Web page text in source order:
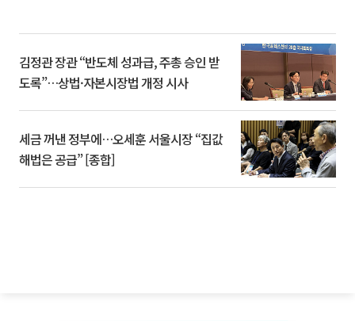
김정관 장관 “반도체 성과급, 주총 승인 받
도록”…상법·자본시장법 개정 시사
세금 꺼낸 정부에…오세훈 서울시장 “집값
해법은 공급” [종합]